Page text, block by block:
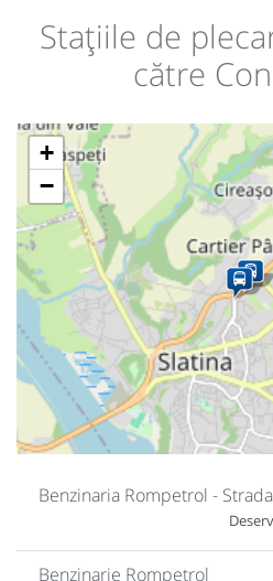
Stațiile de
către
+
−
Benzinaria Rompetrol -
Benzinarie Rompetrol